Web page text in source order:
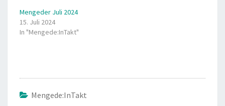
Mengeder Juli 2024
15. Juli 2024
In "Mengede:InTakt"
Mengede:InTakt